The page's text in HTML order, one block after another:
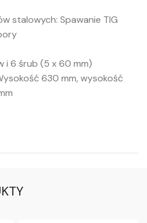
stalowych: Spawanie TIG
i 6 śrub (5 x 60 mm)
630 mm, wysokość